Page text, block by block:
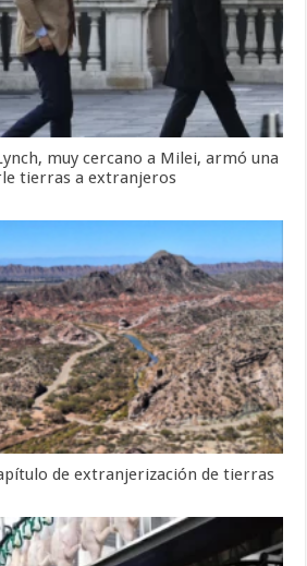
muy cercano a Milei, armó una
tierras a extranjeros
de extranjerización de tierras